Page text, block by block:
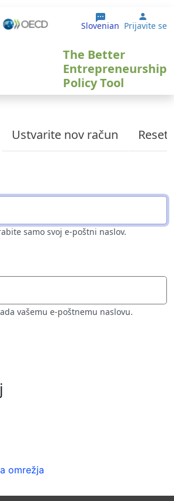
Slovenian User
Prijavite se
The Better
Entrepreneurship
Policy Tool
Ustvarite nov račun
samo svoj e-poštni naslov.
vašemu e-poštnemu naslovu.
omrežja